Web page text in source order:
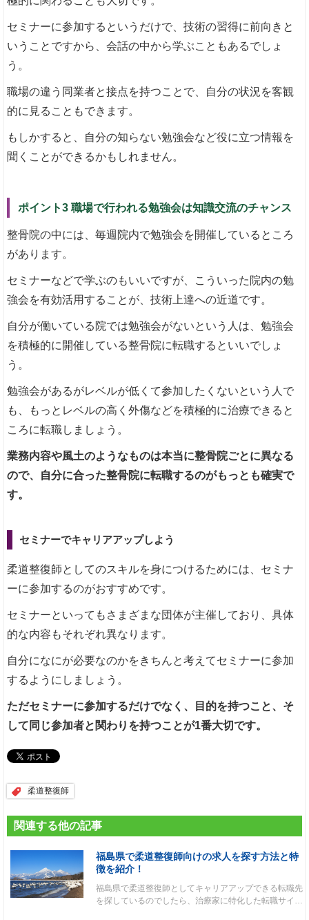
セミナーに参加するというだけで、技術の習得に前向きと
いうことですから、会話の中から学ぶこともあるでしょ
う。
職場の違う同業者と接点を持つことで、自分の状況を客観
的に見ることもできます。
もしかすると、自分の知らない勉強会など役に立つ情報を
聞くことができるかもしれません。
ポイント3 職場で行われる勉強会は知識交流のチャンス
整骨院の中には、毎週院内で勉強会を開催しているところ
があります。
セミナーなどで学ぶのもいいですが、こういった院内の勉
強会を有効活用することが、技術上達への近道です。
自分が働いている院では勉強会がないという人は、勉強会
を積極的に開催している整骨院に転職するといいでしょ
う。
勉強会があるがレベルが低くて参加したくないという人で
も、もっとレベルの高く外傷などを積極的に治療できると
ころに転職しましょう。
業務内容や風土のようなものは本当に整骨院ごとに異なる
ので、自分に合った整骨院に転職するのがもっとも確実で
す。
セミナーでキャリアアップしよう
柔道整復師としてのスキルを身につけるためには、セミナ
ーに参加するのがおすすめです。
セミナーといってもさまざまな団体が主催しており、具体
的な内容もそれぞれ異なります。
自分になにが必要なのかをきちんと考えてセミナーに参加
するようにしましょう。
ただセミナーに参加するだけでなく、目的を持つこと、そ
して同じ参加者と関わりを持つことが1番大切です。
柔道整復師
関連する他の記事
福島県で柔道整復師向けの求人を探す方法と特
徴を紹介！
福島県で柔道整復師としてキャリアアップできる転職先
を探しているのでしたら、治療家に特化した転職サイ…